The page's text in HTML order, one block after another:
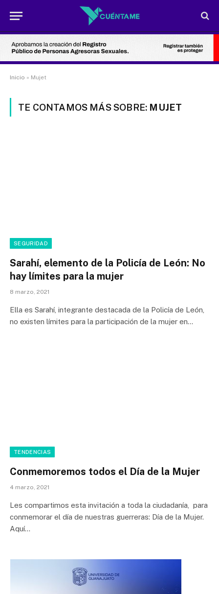
Inicio » Mujet
TE CONTAMOS MÁS SOBRE: MUJET
SEGURIDAD
Sarahí, elemento de la Policía de León: No
hay límites para la mujer
8 marzo, 2021
Ella es Sarahí, integrante destacada de la Policía de León,
no existen límites para la participación de la mujer en…
TENDENCIAS
Conmemoremos todos el Día de la Mujer
4 marzo, 2021
Les compartimos esta invitación a toda la ciudadanía, para
conmemorar el día de nuestras guerreras: Día de la Mujer.
Aquí…